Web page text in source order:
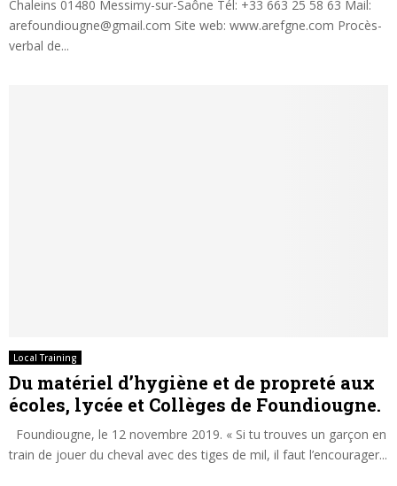
Chaleins 01480 Messimy-sur-Saône Tél: +33 663 25 58 63 Mail:
arefoundiougne@gmail.com Site web: www.arefgne.com Procès-
verbal de...
Local Training
Du matériel d’hygiène et de propreté aux
écoles, lycée et Collèges de Foundiougne.
Foundiougne, le 12 novembre 2019. « Si tu trouves un garçon en
train de jouer du cheval avec des tiges de mil, il faut l’encourager...